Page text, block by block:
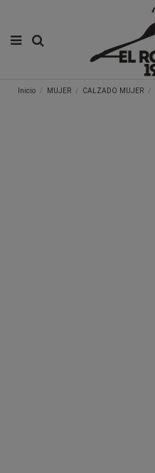
Inicio MUJER CALZADO MUJER